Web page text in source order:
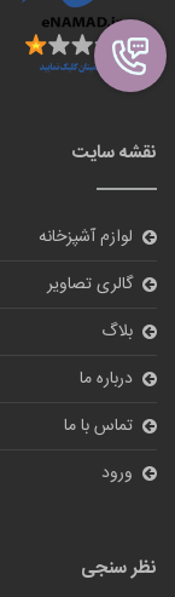
نقشه سایت
لوازم آشپزخانه
گالری تصاویر
بلاگ
درباره ما
تماس با ما
ورود
نظر سنجی